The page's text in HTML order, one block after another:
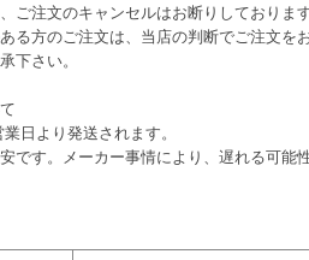
ご注文のキャンセルはお断りしておりま
る方のご注文は、当店の判断でご注文を
下さい。
日より発送されます。
です。メーカー事情により、遅れる可能